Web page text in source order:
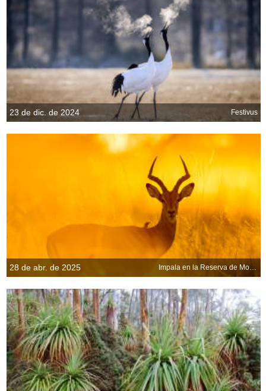
23 de dic. de 2024 Festivus
28 de abr. de 2025 Impala en la Reserva de Moremi, Botsuana